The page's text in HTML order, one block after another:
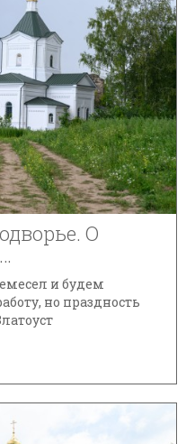
О
и будем
но праздность